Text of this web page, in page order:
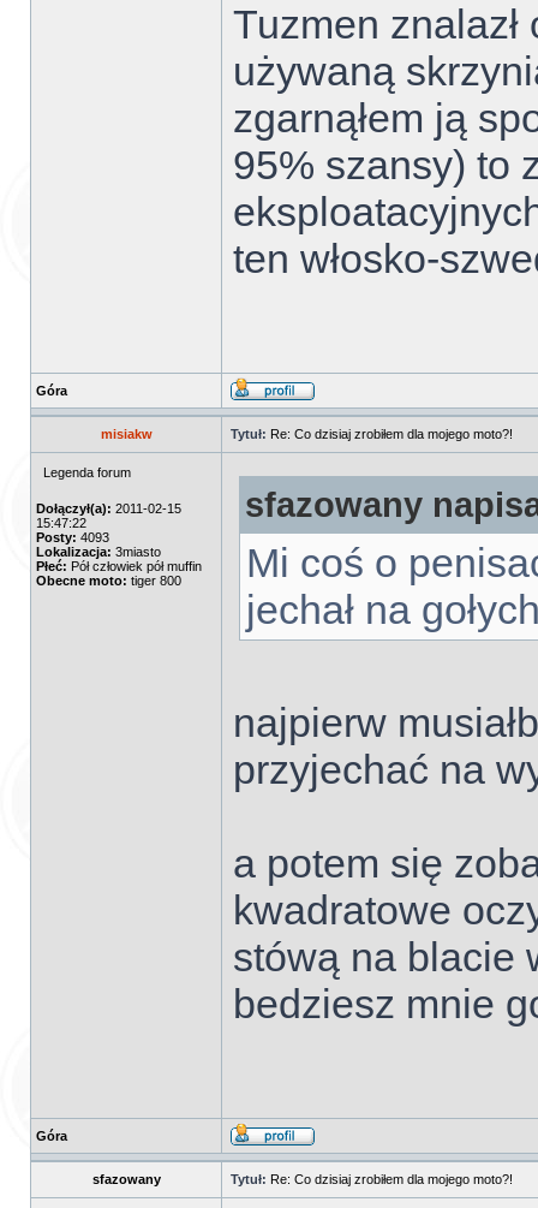
Tuzmen
używaną
zgarnąłem ją
95% szansy) to
ten włosko-
Góra
misiakw Tytuł: Re: Co dzisiaj zrobiłem dla mojego moto?!
Legenda forum
Dołączył(a): 2011-02-15
15:47:22
Posty: 4093
Lokalizacja: 3miasto
Płeć: Pół człowiek pół muffin
Obecne moto: tiger 800
sfazowany
Mi coś o
jechał na
najpierw
przyjechać na
a potem się
kwadratowe
stówą na blacie
bedziesz mnie
Góra
sfazowany Tytuł: Re: Co dzisiaj zrobiłem dla mojego moto?!